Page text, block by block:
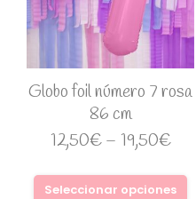
Globo foil número 7 rosa
86 cm
12,50€– 19,50€
Seleccionar opciones